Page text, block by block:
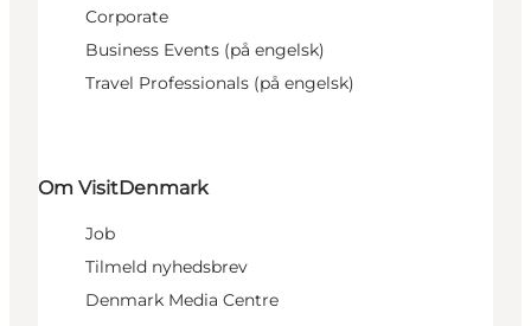
Corporate
Business Events (på engelsk)
Travel Professionals (på engelsk)
Om VisitDenmark
Job
Tilmeld nyhedsbrev
Denmark Media Centre